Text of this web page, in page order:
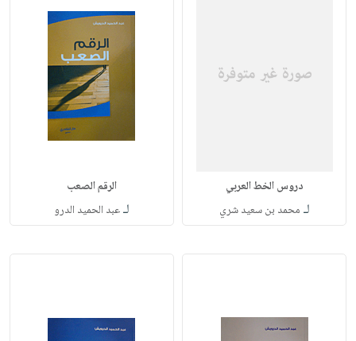
دروس الخط العربي
لـ محمد بن سعيد شري
الرقم الصعب
لـعبد الحميد الدرو